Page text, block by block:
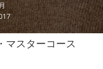
マスターコース